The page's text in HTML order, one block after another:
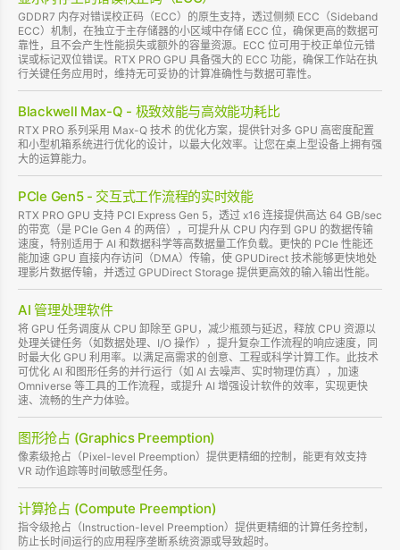
GDDR7 内存对错误校正码（ECC）的原生支持，透过侧频 ECC（Sideband
ECC）机制，在独立于主存储器的小区域中存储 ECC 位，确保更高的数据可
靠性，且不会产生性能损失或额外的容量资源。ECC 位可用于校正单位元错
误或标记双位错误。RTX PRO GPU 具备强大的 ECC 功能，确保工作站在执
行关键任务应用时，维持无可妥协的计算准确性与数据可靠性。
Blackwell Max-Q - 极致效能与高效能功耗比
RTX PRO 系列采用 Max-Q 技术 的优化方案，提供针对多 GPU 高密度配置
和小型机箱系统进行优化的设计，以最大化效率。让您在桌上型设备上拥有强
大的运算能力。
PCIe Gen5 - 交互式工作流程的实时效能
RTX PRO GPU 支持 PCI Express Gen 5，透过 x16 连接提供高达 64 GB/sec
的带宽（是 PCIe Gen 4 的两倍），可提升从 CPU 内存到 GPU 的数据传输
速度，特别适用于 AI 和数据科学等高数据量工作负载。更快的 PCIe 性能还
能加速 GPU 直接内存访问（DMA）传输，使 GPUDirect 技术能够更快地处
理影片数据传输，并透过 GPUDirect Storage 提供更高效的输入输出性能。
AI 管理处理软件
将 GPU 任务调度从 CPU 卸除至 GPU，减少瓶颈与延迟，释放 CPU 资源以
处理关键任务（如数据处理、I/O 操作），提升复杂工作流程的响应速度，同
时最大化 GPU 利用率。以满足高需求的创意、工程或科学计算工作。此技术
可优化 AI 和图形任务的并行运行（如 AI 去噪声、实时物理仿真），加速
Omniverse 等工具的工作流程，或提升 AI 增强设计软件的效率，实现更快
速、流畅的生产力体验。
图形抢占 (Graphics Preemption)
像素级抢占（Pixel-level Preemption）提供更精细的控制，能更有效支持
VR 动作追踪等时间敏感型任务。
计算抢占 (Compute Preemption)
指令级抢占（Instruction-level Preemption）提供更精细的计算任务控制，
防止长时间运行的应用程序垄断系统资源或导致超时。